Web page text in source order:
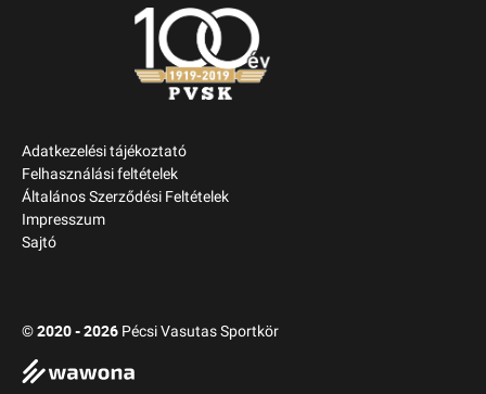
Adatkezelési tájékoztató
Felhasználási feltételek
Általános Szerződési Feltételek
Impresszum
Sajtó
©2020 - 2026 Pécsi Vasutas Sportkör